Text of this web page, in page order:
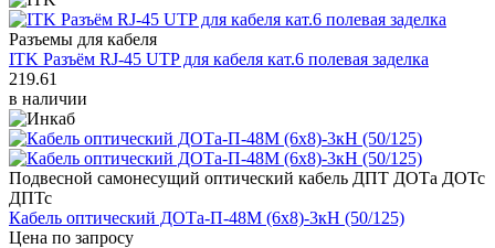
Разъемы для кабеля
ITK Разъём RJ-45 UTP для кабеля кат.6 полевая заделка
219.61
в наличии
Подвесной самонесущий оптический кабель ДПТ ДОТа ДОТс
ДПТс
Кабель оптический ДОТа-П-48М (6х8)-3кН (50/125)
Цена по запросу